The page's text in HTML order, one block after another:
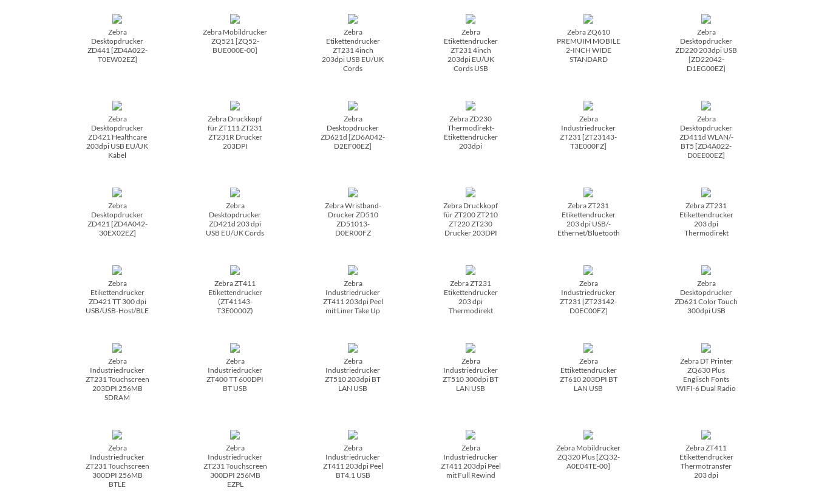
Zebra
Desktopdrucker
ZD441 [ZD4A022-
T0EW02EZ]
Zebra Mobildrucker
ZQ521 [ZQ52-
BUE000E-00]
Zebra
Etikettendrucker
ZT231 4inch
203dpi USB EU/­UK
Cords
Zebra
Etikettendrucker
ZT231 4inch
203dpi EU/­UK
Cords USB
Zebra ZQ610
PREMUIM MOBILE
2-INCH WIDE
STANDARD
Zebra
Desktopdrucker
ZD220 203dpi USB
[ZD22042-
D1EG00EZ]
Zebra
Desktopdrucker
ZD421 Healthcare
203dpi USB EU/­UK
Kabel
Zebra Druckkopf
für ZT111 ZT231
ZT231R Drucker
203DPI
Zebra
Desktopdrucker
ZD621d [ZD6A042-
D2EF00EZ]
Zebra ZD230
Thermodirekt-
Etikettendrucker
203dpi
Zebra
Industriedrucker
ZT231 [ZT23143-
T3E000FZ]
Zebra
Desktopdrucker
ZD411d WLAN/­
BT5 [ZD4A022-
D0EE00EZ]
Zebra
Desktopdrucker
ZD421 [ZD4A042-
30EX02EZ]
Zebra
Desktopdrucker
ZD421d 203 dpi
USB EU/­UK Cords
Zebra Wristband-
Drucker ZD510
ZD51013-
D0ER00FZ
Zebra Druckkopf
für ZT200 ZT210
ZT220 ZT230
Drucker 203DPI
Zebra ZT231
Etikettendrucker
203 dpi USB/­
Ethernet/­Bluetooth
Zebra ZT231
Etikettendrucker
203 dpi
Thermodirekt
Zebra
Etikettendrucker
ZD421 TT 300 dpi
USB/­USB-Host/­BLE
Zebra ZT411
Etikettendrucker
(ZT41143-
T3E0000Z)
Zebra
Industriedrucker
ZT411 203dpi Peel
mit Liner Take Up
Zebra ZT231
Etikettendrucker
203 dpi
Thermodirekt
Zebra
Industriedrucker
ZT231 [ZT23142-
D0EC00FZ]
Zebra
Desktopdrucker
ZD621 Color Touch
300dpi USB
Zebra
Industriedrucker
ZT231 Touchscreen
203DPI 256MB
SDRAM
Zebra
Industriedrucker
ZT400 TT 600DPI
BT USB
Zebra
Industriedrucker
ZT510 203dpi BT
LAN USB
Zebra
Industriedrucker
ZT510 300dpi BT
LAN USB
Zebra
Ettikettendrucker
ZT610 203DPI BT
LAN USB
Zebra DT Printer
ZQ630 Plus
Englisch Fonts
WIFI-6 Dual Radio
Zebra
Industriedrucker
ZT231 Touchscreen
300DPI 256MB
BTLE
Zebra
Industriedrucker
ZT231 Touchscreen
300DPI 256MB
EZPL
Zebra
Industriedrucker
ZT411 203dpi Peel
BT4.1 USB
Zebra
Industriedrucker
ZT411 203dpi Peel
mit Full Rewind
Zebra Mobildrucker
ZQ320 Plus [ZQ32-
A0E04TE-00]
Zebra ZT411
Etikettendrucker
Thermotransfer
203 dpi